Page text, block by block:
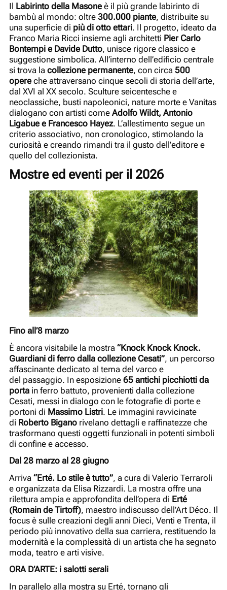
Il Labirinto della Masoneè il più grande labirinto di
bambù al mondo: oltre 300.000 piante, distribuite su
una superficie di più di otto ettari. Il progetto, ideato da
Franco Maria Ricci insieme agli architetti Pier Carlo
Bontempi e Davide Dutto, unisce rigore classico e
suggestione simbolica. All’interno dell’edificio centrale
si trova la collezione permanente, con circa 500
opereche attraversano cinque secoli di storia dell’arte,
dal XVI al XX secolo. Sculture seicentesche e
neoclassiche, busti napoleonici, nature morte e Vanitas
dialogano con artisti come Adolfo Wildt, Antonio
Ligabue e Francesco Hayez. L’allestimento segue un
criterio associativo, non cronologico, stimolando la
curiosità e creando rimandi tra il gusto dell’editore e
quello del collezionista.
Mostre ed eventi per il 2026
Fino all’8 marzo
È ancora visitabile la mostra “Knock Knock Knock.
Guardiani di ferro dalla collezione Cesati”, un percorso
affascinante dedicato al tema del varco e
del passaggio. In esposizione 65 antichi picchiotti da
portain ferro battuto, provenienti dalla collezione
Cesati, messi in dialogo con le fotografie di porte e
portoni di Massimo Listri. Le immagini ravvicinate
di Roberto Biganorivelano dettagli e raffinatezze che
trasformano questi oggetti funzionali in potenti simboli
di confine e accesso.
Dal 28 marzo al 28 giugno
Arriva “Erté. Lo stile è tutto”, a cura di Valerio Terraroli
e organizzata da Elisa Rizzardi. La mostra offre una
rilettura ampia e approfondita dell’opera di Erté
(Romain de Tirtoff), maestro indiscusso dell’Art Déco. Il
focus è sulle creazioni degli anni Dieci, Venti e Trenta, il
periodo più innovativo della sua carriera, restituendo la
modernità e la complessità di un artista che ha segnato
moda, teatro e arti visive.
ORA D’ARTE: i salotti serali
In parallelo alla mostra su Erté, tornano gli